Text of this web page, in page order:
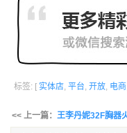
标签: [ 实体店, 平台, 开放, 电商
<< 上一篇： 王李丹妮32F胸器